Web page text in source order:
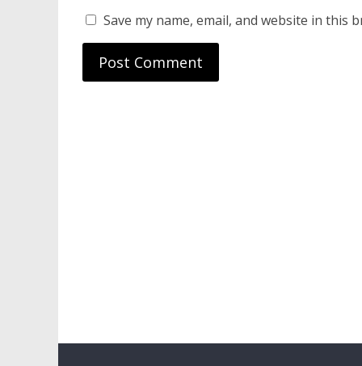
Save my name, email, and website in this